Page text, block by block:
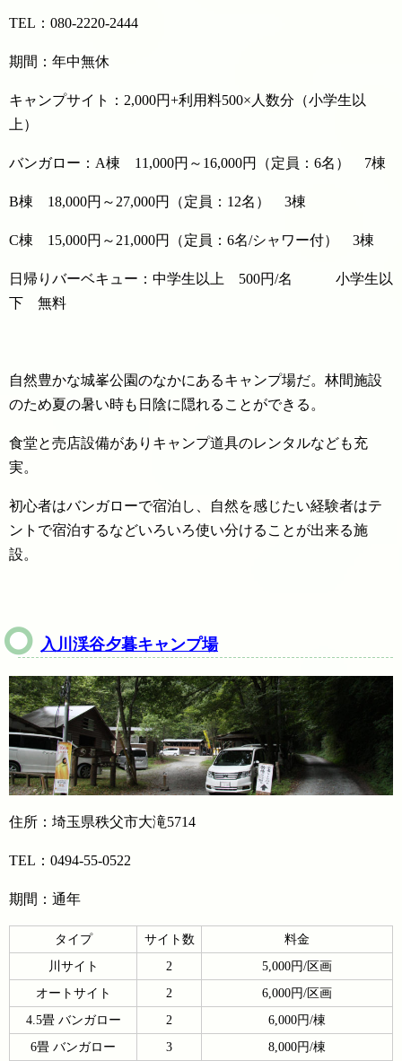
TEL：080-2220-2444
期間：年中無休
キャンプサイト：2,000円+利用料500×人数分（小学生以
上）
バンガロー：A棟 11,000円～16,000円（定員：6名） 7棟
B棟 18,000円～27,000円（定員：12名） 3棟
C棟 15,000円～21,000円（定員：6名/シャワー付） 3棟
日帰りバーベキュー：中学生以上 500円/名 小学生以
下 無料
自然豊かな城峯公園のなかにあるキャンプ場だ。林間施設
のため夏の暑い時も日陰に隠れることができる。
食堂と売店設備がありキャンプ道具のレンタルなども充
実。
初心者はバンガローで宿泊し、自然を感じたい経験者はテ
ントで宿泊するなどいろいろ使い分けることが出来る施
設。
入川渓谷夕暮キャンプ場
住所：埼玉県秩父市大滝5714
TEL：0494-55-0522
期間：通年
タイプ サイト数
料金
川サイト
2
5,000円/区画
オートサイト
2
6,000円/区画
4.5畳 バンガロー
2
6,000円/棟
6畳 バンガロー
3
8,000円/棟